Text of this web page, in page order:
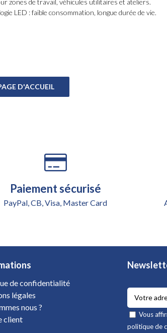
LED : faible consommation, longue durée de vie.
Paiement sécurisé
PayPal, CB, Visa, Master Card
de confidentialité
légales
nous ?
client
Vous
politique de